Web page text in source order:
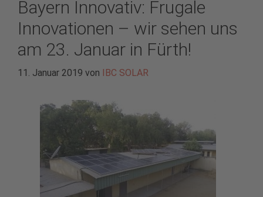
Bayern Innovativ: Frugale
Innovationen – wir sehen uns
am 23. Januar in Fürth!
11. Januar 2019 von IBC SOLAR